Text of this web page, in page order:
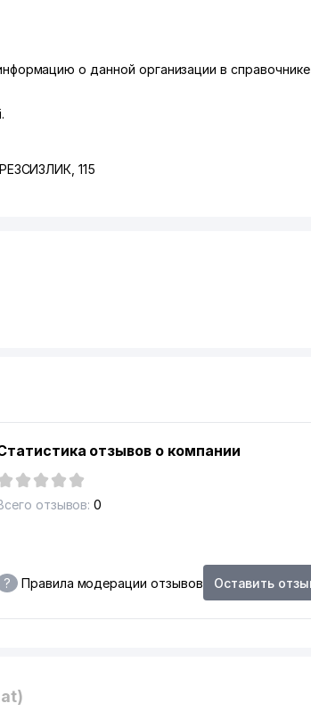
о данной организации в справочнике
, 115
отзывов о компании
отзывов: 0
? Правила модерации отзывов Оставить